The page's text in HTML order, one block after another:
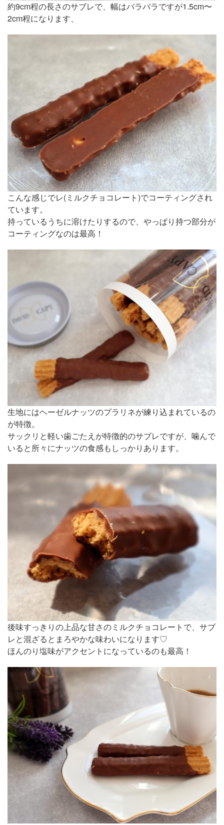
約9cm程の長さのサブレで、幅はバラバラですが1.5cm〜
2cm程になります、
こんな感じでレ(ミルクチョコレート)でコーティングされ
ています。
持っているうちに溶けたりするので、やっぱり持つ部分が
コーティングなのは最高！
生地にはヘーゼルナッツのプラリネが練り込まれているの
が特徴。
サックリと軽い歯ごたえが特徴的のサブレですが、噛んで
いると所々にナッツの食感もしっかりあります。
後味すっきりの上品な甘さのミルクチョコレートで、サブ
レと混ざるとまろやかな味わいになります♡
ほんのり塩味がアクセントになっているのも最高！